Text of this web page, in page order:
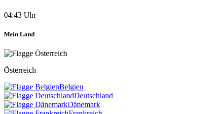
04:43 Uhr
Mein Land
Österreich
Belgien
Deutschland
Dänemark